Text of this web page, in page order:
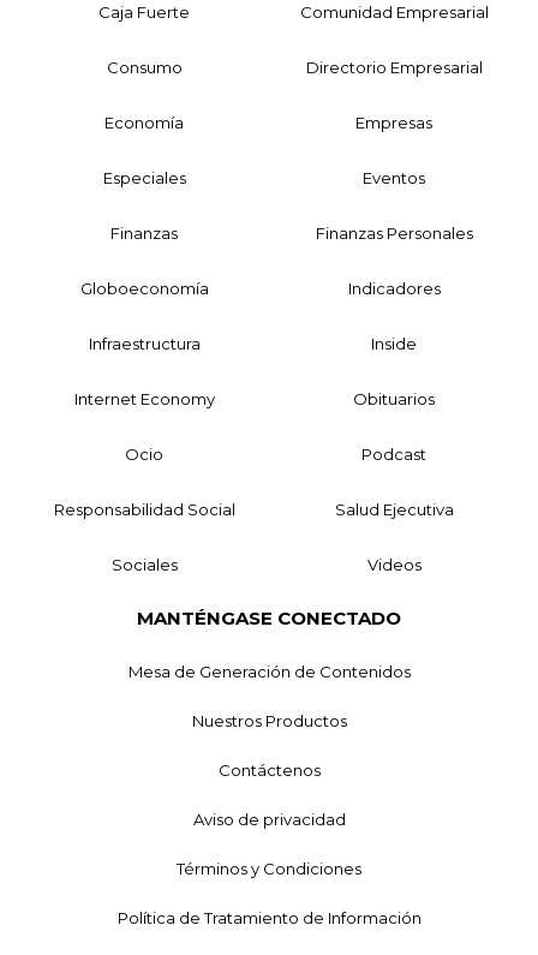
Caja Fuerte Comunidad Empresarial
Consumo Directorio Empresarial
Economía Empresas
Especiales Eventos
Finanzas Finanzas Personales
Globoeconomía Indicadores
Infraestructura Inside
Internet Economy Obituarios
Ocio Podcast
Responsabilidad Social Salud Ejecutiva
Sociales Videos
MANTÉNGASE CONECTADO
Mesa de Generación de Contenidos
Nuestros Productos
Contáctenos
Aviso de privacidad
Términos y Condiciones
Política de Tratamiento de Información